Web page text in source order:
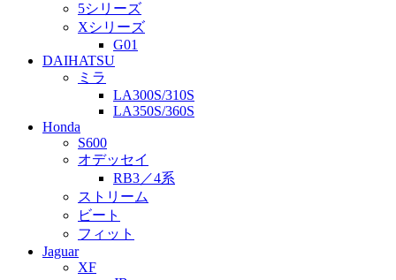
5シリーズ
Xシリーズ
G01
DAIHATSU
ミラ
LA300S/310S
LA350S/360S
Honda
S600
オデッセイ
RB3／4系
ストリーム
ビート
フィット
Jaguar
XF